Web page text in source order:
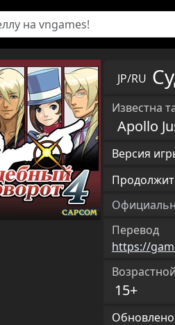
JP/RU
Известна
Apollo
Версия
Перевод
https://
15+